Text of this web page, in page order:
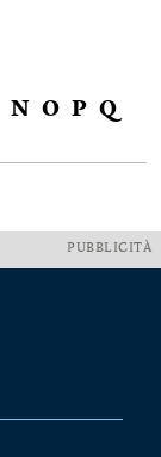
N O P Q
PUBBLICITÀ